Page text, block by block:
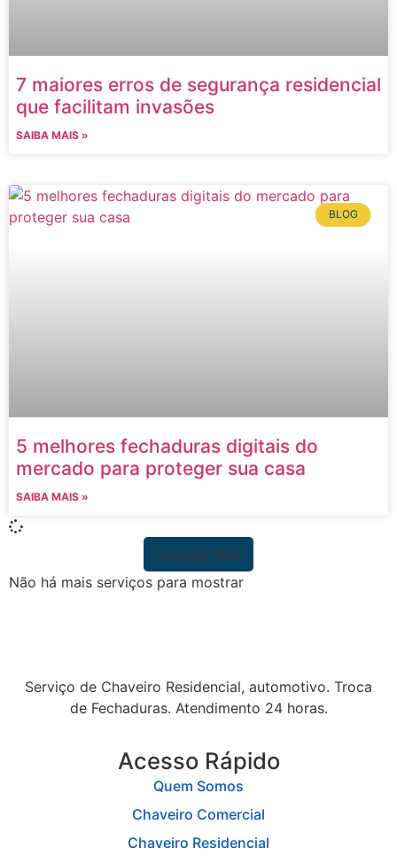
7 maiores erros de segurança residencial
que facilitam invasões
SAIBA MAIS »
BLOG
5 melhores fechaduras digitais do
mercado para proteger sua casa
SAIBA MAIS »
Carregar Mais
Não há mais serviços para mostrar
Serviço de Chaveiro Residencial, automotivo. Troca
de Fechaduras. Atendimento 24 horas.
Acesso Rápido
Quem Somos
Chaveiro Comercial
Chaveiro Residencial